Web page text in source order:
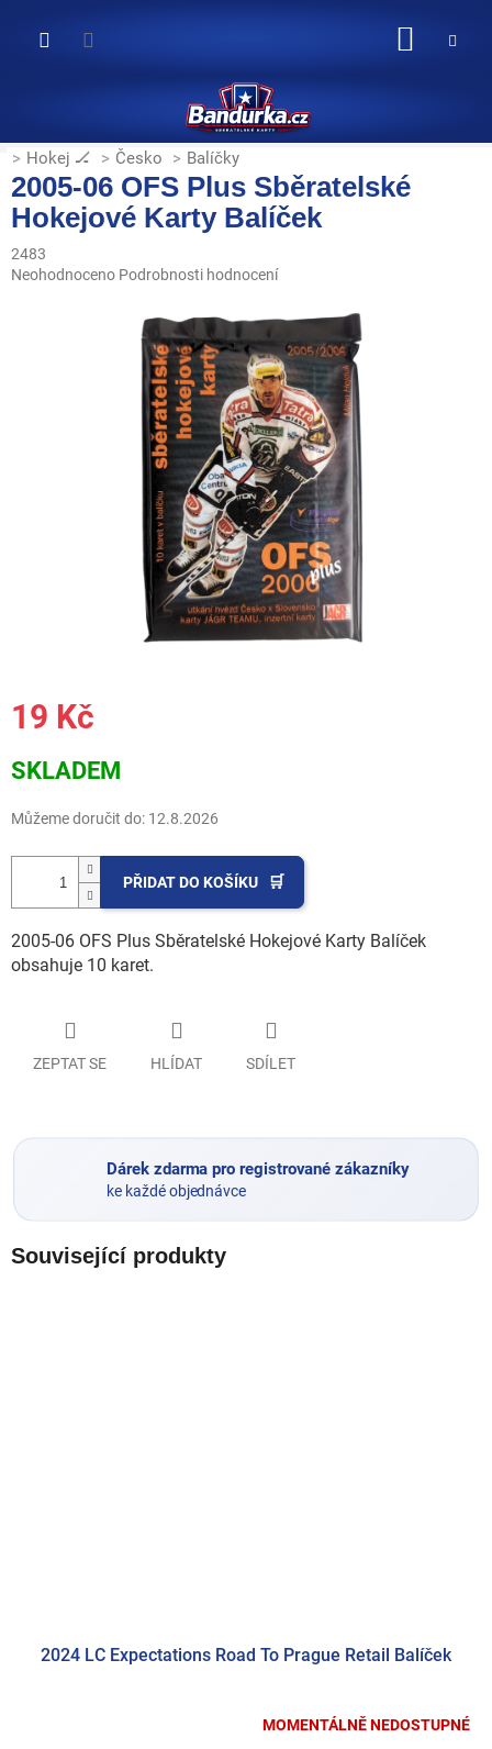
obsah
Hokej 🏒 Česko Balíčky
2005-06 OFS Plus Sběratelské
Hokejové Karty Balíček
2483
Průměrné
Neohodnoceno Podrobnosti hodnocení
19 Kč
cena:
SKLADEM
Můžeme doručit do: 12.8.2026
PŘIDAT DO KOŠÍKU
2005-06 OFS Plus Sběratelské Hokejové Karty Balíček
obsahuje 10 karet.
ZEPTAT SE HLÍDAT SDÍLET
Dárek zdarma pro registrované zákazníky
ke každé objednávce
Související produkty
2024 LC Expectations Road To Prague Retail Balíček
MOMENTÁLNĚ NEDOSTUPNÉ